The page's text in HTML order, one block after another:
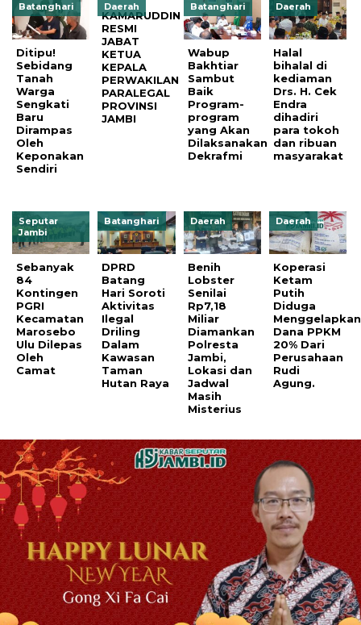
Batanghari
Ditipu!
Sebidang
Tanah
Warga
Sengkati
Baru
Dirampas
Oleh
Keponakan
Sendiri
Daerah
KAMARUDDIN
RESMI
JABAT
KETUA
KEPALA
PERWAKILAN
PARALEGAL
PROVINSI
JAMBI
Batanghari
Wabup
Bakhtiar
Sambut
Baik
Program-
program
yang Akan
Dilaksanakan
Dekrafmi
Daerah
Halal
bihalal di
kediaman
Drs. H. Cek
Endra
dihadiri
para tokoh
dan ribuan
masyarakat
Seputar
Jambi
Sebanyak
84
Kontingen
PGRI
Kecamatan
Marosebo
Ulu Dilepas
Oleh
Camat
Batanghari
DPRD
Batang
Hari Soroti
Aktivitas
Ilegal
Driling
Dalam
Kawasan
Taman
Hutan Raya
Daerah
Benih
Lobster
Senilai
Rp7,18
Miliar
Diamankan
Polresta
Jambi,
Lokasi dan
Jadwal
Masih
Misterius
Daerah
Koperasi
Ketam
Putih
Diduga
Menggelapkan
Dana PPKM
20% Dari
Perusahaan
Rudi
Agung.